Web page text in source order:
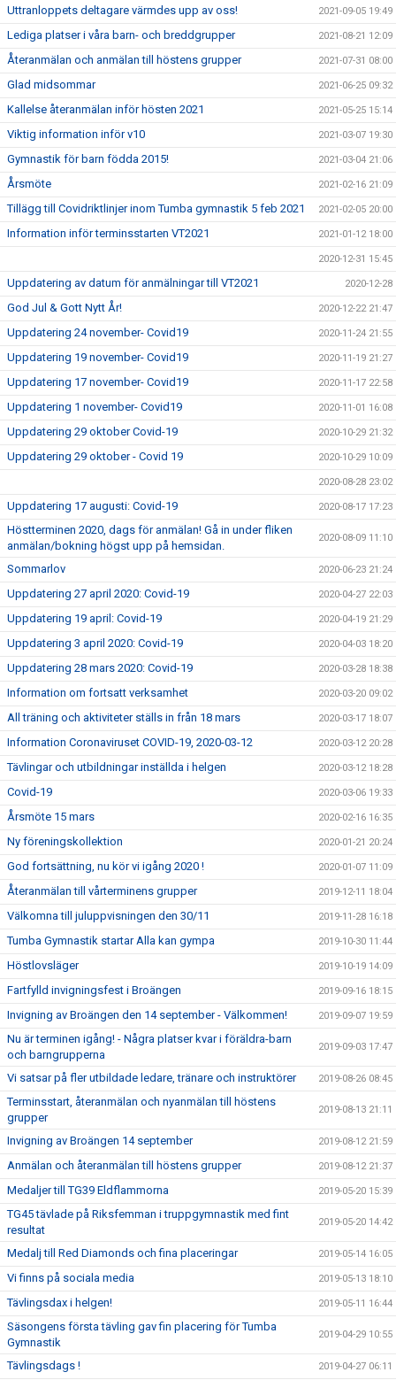
Uttranloppets deltagare värmdes upp av oss! 2021-09-05 19:49
Lediga platser i våra barn- och breddgrupper 2021-08-21 12:09
Återanmälan och anmälan till höstens grupper 2021-07-31 08:00
Glad midsommar 2021-06-25 09:32
Kallelse återanmälan inför hösten 2021 2021-05-25 15:14
Viktig information inför v10 2021-03-07 19:30
Gymnastik för barn födda 2015! 2021-03-04 21:06
Årsmöte 2021-02-16 21:09
Tillägg till Covidriktlinjer inom Tumba gymnastik 5 feb 2021 2021-02-05 20:00
Information inför terminsstarten VT2021 2021-01-12 18:00
2020-12-31 15:45
Uppdatering av datum för anmälningar till VT2021 2020-12-28
God Jul & Gott Nytt År! 2020-12-22 21:47
Uppdatering 24 november- Covid19 2020-11-24 21:55
Uppdatering 19 november- Covid19 2020-11-19 21:27
Uppdatering 17 november- Covid19 2020-11-17 22:58
Uppdatering 1 november- Covid19 2020-11-01 16:08
Uppdatering 29 oktober Covid-19 2020-10-29 21:32
Uppdatering 29 oktober - Covid 19 2020-10-29 10:09
2020-08-28 23:02
Uppdatering 17 augusti: Covid-19 2020-08-17 17:23
Höstterminen 2020, dags för anmälan! Gå in under fliken
anmälan/bokning högst upp på hemsidan.
2020-08-09 11:10
Sommarlov 2020-06-23 21:24
Uppdatering 27 april 2020: Covid-19 2020-04-27 22:03
Uppdatering 19 april: Covid-19 2020-04-19 21:29
Uppdatering 3 april 2020: Covid-19 2020-04-03 18:20
Uppdatering 28 mars 2020: Covid-19 2020-03-28 18:38
Information om fortsatt verksamhet 2020-03-20 09:02
All träning och aktiviteter ställs in från 18 mars 2020-03-17 18:07
Information Coronaviruset COVID-19, 2020-03-12 2020-03-12 20:28
Tävlingar och utbildningar inställda i helgen 2020-03-12 18:28
Covid-19 2020-03-06 19:33
Årsmöte 15 mars 2020-02-16 16:35
Ny föreningskollektion 2020-01-21 20:24
God fortsättning, nu kör vi igång 2020 ! 2020-01-07 11:09
Återanmälan till vårterminens grupper 2019-12-11 18:04
Välkomna till juluppvisningen den 30/11 2019-11-28 16:18
Tumba Gymnastik startar Alla kan gympa 2019-10-30 11:44
Höstlovsläger 2019-10-19 14:09
Fartfylld invigningsfest i Broängen 2019-09-16 18:15
Invigning av Broängen den 14 september - Välkommen! 2019-09-07 19:59
Nu är terminen igång! - Några platser kvar i föräldra-barn
och barngrupperna
2019-09-03 17:47
Vi satsar på fler utbildade ledare, tränare och instruktörer 2019-08-26 08:45
Terminsstart, återanmälan och nyanmälan till höstens
grupper
2019-08-13 21:11
Invigning av Broängen 14 september 2019-08-12 21:59
Anmälan och återanmälan till höstens grupper 2019-08-12 21:37
Medaljer till TG39 Eldflammorna 2019-05-20 15:39
TG45 tävlade på Riksfemman i truppgymnastik med fint
resultat
2019-05-20 14:42
Medalj till Red Diamonds och fina placeringar 2019-05-14 16:05
Vi finns på sociala media 2019-05-13 18:10
Tävlingsdax i helgen! 2019-05-11 16:44
Säsongens första tävling gav fin placering för Tumba
Gymnastik
2019-04-29 10:55
Tävlingsdags ! 2019-04-27 06:11